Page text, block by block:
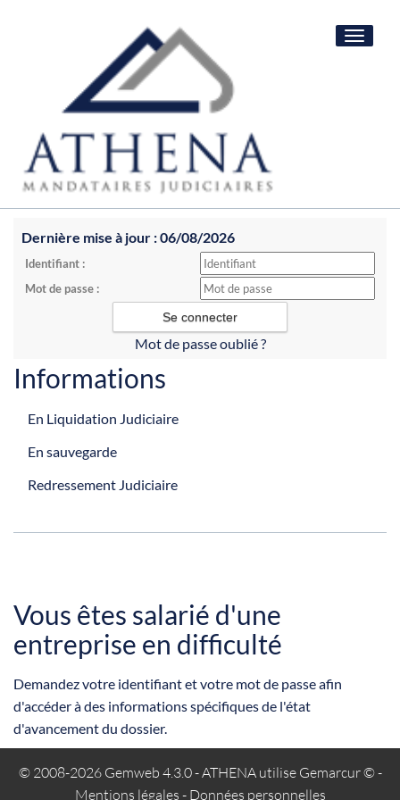
Toggle
Dernière mise à jour : 06/08/2026
Identifiant :
Mot de passe :
Mot de passe oublié ?
Informations
En Liquidation Judiciaire
En sauvegarde
Redressement Judiciaire
Vous êtes salarié d'une
entreprise en difficulté
Demandez votre identifiant et votre mot de passe afin
d'accéder à des informations spécifiques de l'état
d'avancement du dossier.
© 2008-2026 Gemweb 4.3.0- ATHENA utilise Gemarcur ©-
Mentions légales - Données personnelles